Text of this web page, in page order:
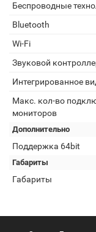
Беспроводные
Bluetooth
Wi-Fi
Звуковой
Интегрированное
Макс. кол-во
мониторов
Дополнительно
Поддержка 64bit
Габариты
Габариты